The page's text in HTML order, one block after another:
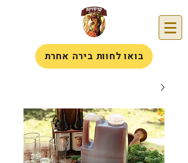
בואו לחוות בירה אחרת